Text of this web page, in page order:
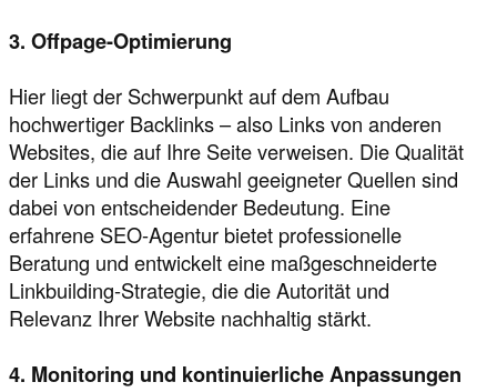
3. Offpage-Optimierung
Hier liegt der Schwerpunkt auf dem Aufbau
hochwertiger Backlinks – also Links von anderen
Websites, die auf Ihre Seite verweisen. Die Qualität
der Links und die Auswahl geeigneter Quellen sind
dabei von entscheidender Bedeutung. Eine
erfahrene SEO-Agentur bietet professionelle
Beratung und entwickelt eine maßgeschneiderte
Linkbuilding-Strategie, die die Autorität und
Relevanz Ihrer Website nachhaltig stärkt.
4. Monitoring und kontinuierliche Anpassungen